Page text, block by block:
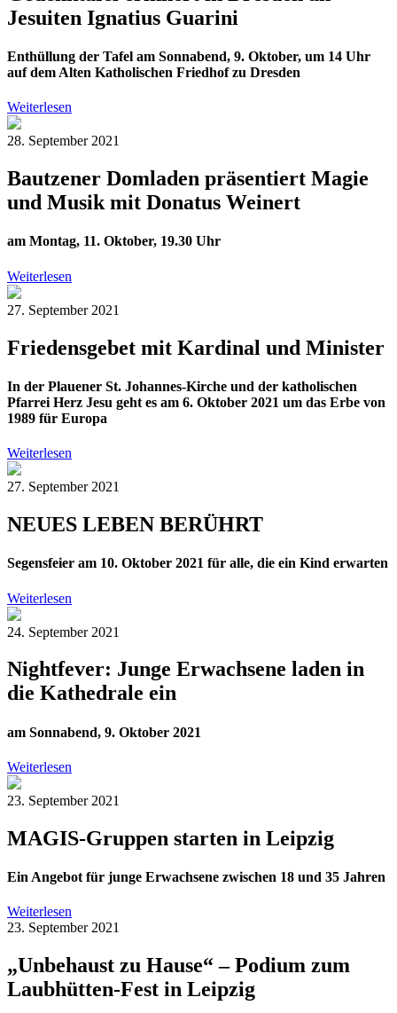
Jesuiten Ignatius Guarini
Enthüllung der Tafel am Sonnabend, 9. Oktober, um 14 Uhr
auf dem Alten Katholischen Friedhof zu Dresden
Weiterlesen
28. September 2021
Bautzener Domladen präsentiert Magie
und Musik mit Donatus Weinert
am Montag, 11. Oktober, 19.30 Uhr
Weiterlesen
27. September 2021
Friedensgebet mit Kardinal und Minister
In der Plauener St. Johannes-Kirche und der katholischen
Pfarrei Herz Jesu geht es am 6. Oktober 2021 um das Erbe von
1989 für Europa
Weiterlesen
27. September 2021
NEUES LEBEN BERÜHRT
Segensfeier am 10. Oktober 2021 für alle, die ein Kind erwarten
Weiterlesen
24. September 2021
Nightfever: Junge Erwachsene laden in
die Kathedrale ein
am Sonnabend, 9. Oktober 2021
Weiterlesen
23. September 2021
MAGIS-Gruppen starten in Leipzig
Ein Angebot für junge Erwachsene zwischen 18 und 35 Jahren
Weiterlesen
23. September 2021
„Unbehaust zu Hause“ – Podium zum
Laubhütten-Fest in Leipzig